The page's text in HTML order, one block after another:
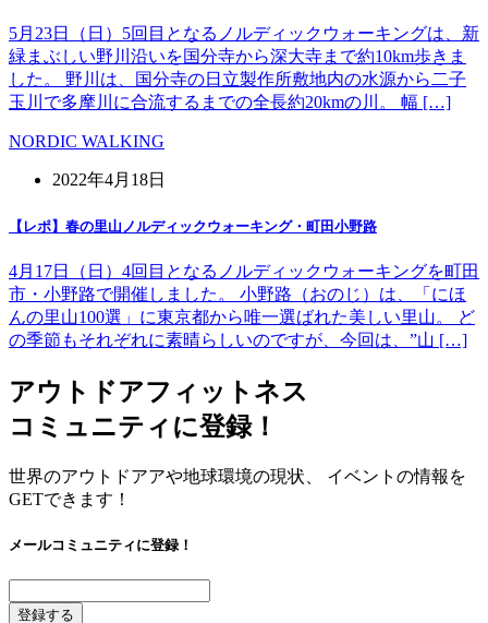
5月23日（日）5回目となるノルディックウォーキングは、新
緑まぶしい野川沿いを国分寺から深大寺まで約10km歩きま
した。 野川は、国分寺の日立製作所敷地内の水源から二子
玉川で多摩川に合流するまでの全長約20kmの川。 幅 […]
NORDIC WALKING
2022年4月18日
【レポ】春の里山ノルディックウォーキング・町田小野路
4月17日（日）4回目となるノルディックウォーキングを町田
市・小野路で開催しました。 小野路（おのじ）は、「にほ
んの里山100選」に東京都から唯一選ばれた美しい里山。 ど
の季節もそれぞれに素晴らしいのですが、今回は、”山 […]
アウトドアフィットネス
コミュニティに登録！
世界のアウトドアアや地球環境の現状、 イベントの情報を
GETできます！
メールコミュニティに登録！